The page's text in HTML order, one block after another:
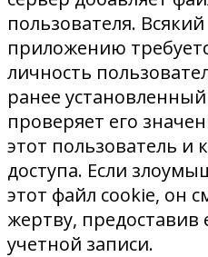
пользователя.
приложению
личность
ранее
проверяет его
этот пользователь и
доступа. Если
этот файл cookie, он
жертву, предоставив
учетной записи.